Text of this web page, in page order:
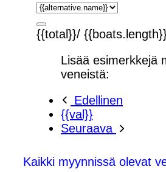
{{total}}/
Lisää esimerkkejä
veneistä:
Edellinen
{{val}}
Seuraava
Kaikki myynnissä olevat